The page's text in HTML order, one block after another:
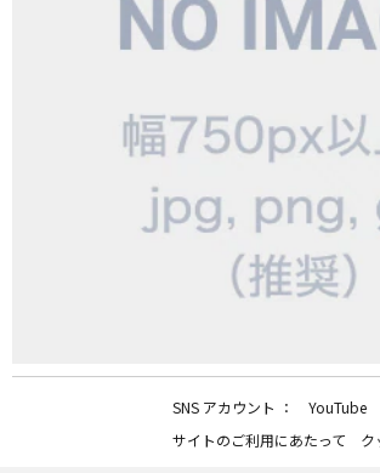
SNS アカウント ： YouTube
サイトのご利用にあたって
ク